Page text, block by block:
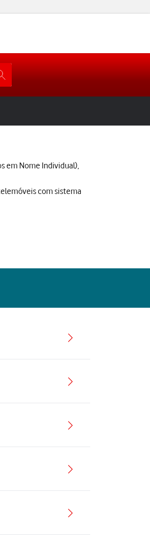
em Nome Individual),
com sistema